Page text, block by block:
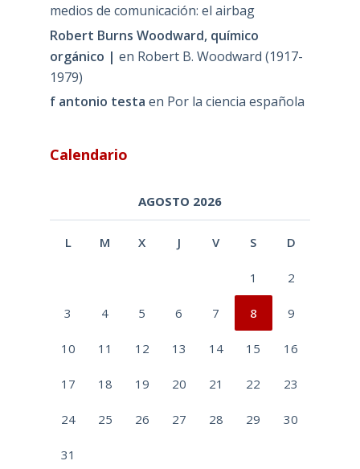
medios de comunicación: el airbag
Robert Burns Woodward, químico
orgánico | en Robert B. Woodward (1917-
1979)
f antonio testa en Por la ciencia española
Calendario
AGOSTO 2026
L M X J V S D
1 2
3 4 5 6 7 8 9
10 11 12 13 14 15 16
17 18 19 20 21 22 23
24 25 26 27 28 29 30
31